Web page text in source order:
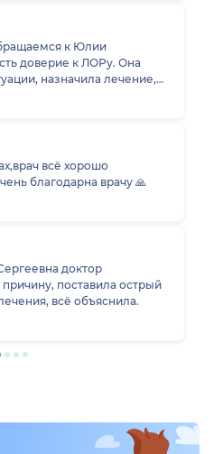
к Юлии
доверие к ЛОРу. Она
назначила лечение,
почти 4 года, доктор
всё хорошо
благодарна врачу 🙏
доктор
поставила острый
всё объяснила.